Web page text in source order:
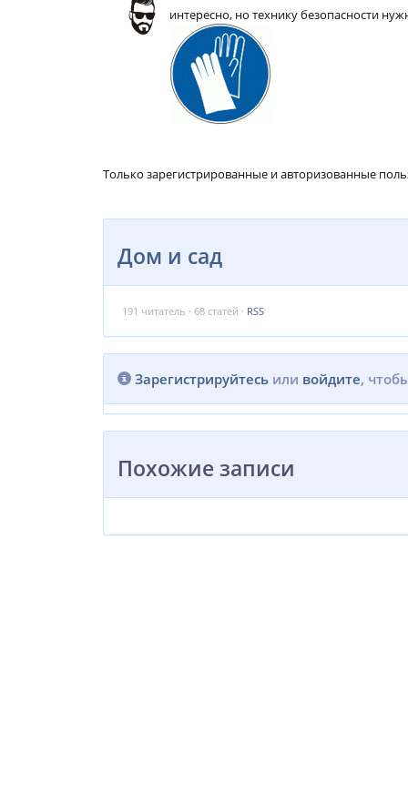
интересно, но технику безопасности
Только зарегистрированные и авторизованные
Дом и сад
191 читатель · 68 статей · RSS
Зарегистрируйтесь или войдите,
Похожие записи